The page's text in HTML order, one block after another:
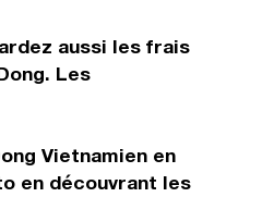
aussi les frais
Les
Vietnamien en
en découvrant les